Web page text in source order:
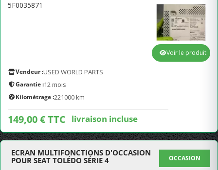
5F0035871
Vendeur :USED WORLD PARTS
Garantie :12 mois
Kilométrage :221000 km
149,00 € TTC livraison incluse
Voir le produit
ECRAN MULTIFONCTIONS D'OCCASION
POUR SEAT TOLÉDO SÉRIE 4
OCCASION